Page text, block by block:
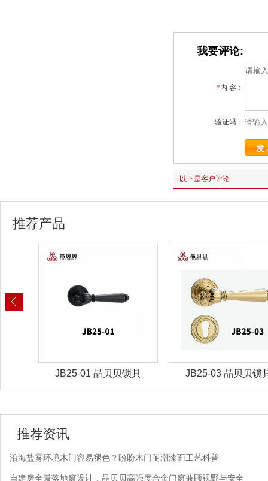
我要评论:
*内 容：
验证码：
以下是客户评论
推荐产品
JB25-01 晶贝贝锁具 JB25-03 晶贝贝锁
推荐资讯
沿海盐雾环境木门容易褪色？盼盼木门耐潮漆面工艺科普
自建房全景落地窗设计，晶贝贝高强度合金门窗兼顾视野与安全